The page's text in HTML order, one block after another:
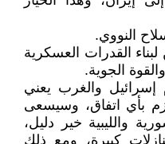
النووي.
القدرات العسكرية
الجوية.
إسرائيل والغرب يعني
بأي اتفاق، وسيسعى
والليبية خير دليل،
كبيرة، ومع ذلك